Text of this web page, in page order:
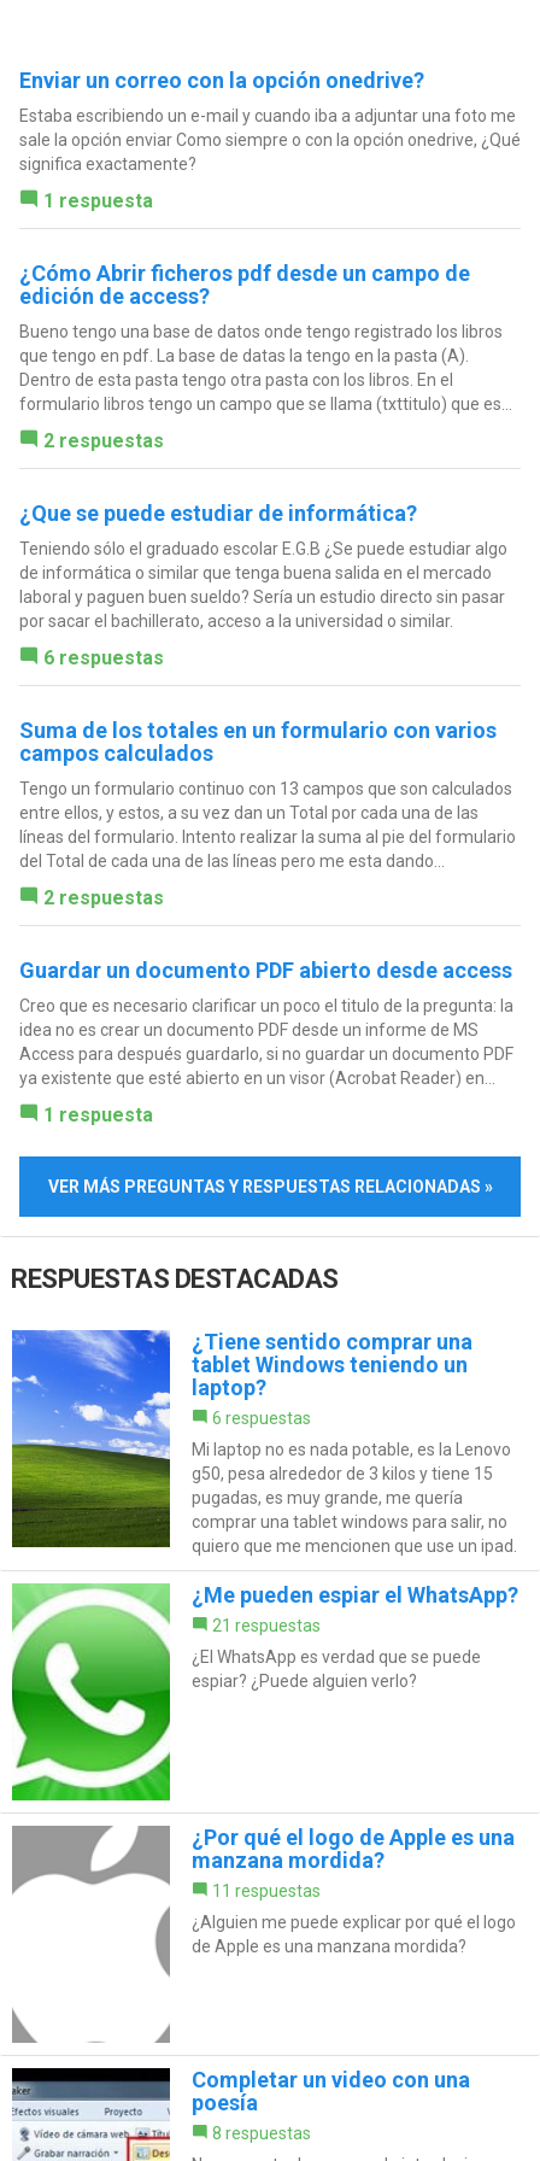
Enviar un correo con la opción onedrive?
Estaba escribiendo un e-mail y cuando iba a adjuntar una foto me
sale la opción enviar Como siempre o con la opción onedrive, ¿Qué
significa exactamente?
1 respuesta
¿Cómo Abrir ficheros pdf desde un campo de
edición de access?
Bueno tengo una base de datos onde tengo registrado los libros
que tengo en pdf. La base de datas la tengo en la pasta (A).
Dentro de esta pasta tengo otra pasta con los libros. En el
formulario libros tengo un campo que se llama (txttitulo) que es...
2 respuestas
¿Que se puede estudiar de informática?
Teniendo sólo el graduado escolar E.G.B ¿Se puede estudiar algo
de informática o similar que tenga buena salida en el mercado
laboral y paguen buen sueldo? Sería un estudio directo sin pasar
por sacar el bachillerato, acceso a la universidad o similar.
6 respuestas
Suma de los totales en un formulario con varios
campos calculados
Tengo un formulario continuo con 13 campos que son calculados
entre ellos, y estos, a su vez dan un Total por cada una de las
líneas del formulario. Intento realizar la suma al pie del formulario
del Total de cada una de las líneas pero me esta dando...
2 respuestas
Guardar un documento PDF abierto desde access
Creo que es necesario clarificar un poco el titulo de la pregunta: la
idea no es crear un documento PDF desde un informe de MS
Access para después guardarlo, si no guardar un documento PDF
ya existente que esté abierto en un visor (Acrobat Reader) en...
1 respuesta
VER MÁS PREGUNTAS Y RESPUESTAS RELACIONADAS »
RESPUESTAS DESTACADAS
¿Tiene sentido comprar una
tablet Windows teniendo un
laptop?
6 respuestas
Mi laptop no es nada potable, es la Lenovo
g50, pesa alrededor de 3 kilos y tiene 15
pugadas, es muy grande, me quería
comprar una tablet windows para salir, no
quiero que me mencionen que use un ipad.
¿Me pueden espiar el WhatsApp?
21 respuestas
¿El WhatsApp es verdad que se puede
espiar? ¿Puede alguien verlo?
¿Por qué el logo de Apple es una
manzana mordida?
11 respuestas
¿Alguien me puede explicar por qué el logo
de Apple es una manzana mordida?
Completar un video con una
poesía
8 respuestas